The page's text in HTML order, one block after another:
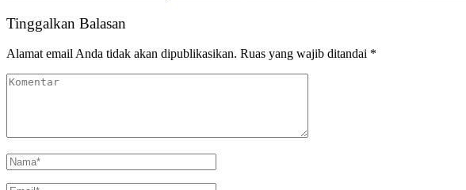
Tinggalkan Balasan
Alamat email Anda tidak akan dipublikasikan. Ruas yang wajib ditandai *